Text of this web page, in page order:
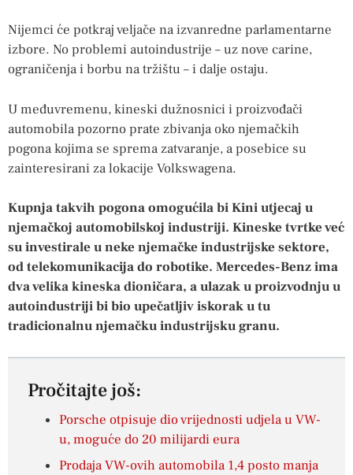
Nijemci će potkraj veljače na izvanredne parlamentarne
izbore. No problemi autoindustrije – uz nove carine,
ograničenja i borbu na tržištu – i dalje ostaju.
U međuvremenu, kineski dužnosnici i proizvođači
automobila pozorno prate zbivanja oko njemačkih
pogona kojima se sprema zatvaranje, a posebice su
zainteresirani za lokacije Volkswagena.
Kupnja takvih pogona omogućila bi Kini utjecaj u
njemačkoj automobilskoj industriji. Kineske tvrtke već
su investirale u neke njemačke industrijske sektore,
od telekomunikacija do robotike. Mercedes-Benz ima
dva velika kineska dioničara, a ulazak u proizvodnju u
autoindustriji bi bio upečatljiv iskorak u tu
tradicionalnu njemačku industrijsku granu.
Pročitajte još:
Porsche otpisuje dio vrijednosti udjela u VW-
u, moguće do 20 milijardi eura
Prodaja VW-ovih automobila 1,4 posto manja